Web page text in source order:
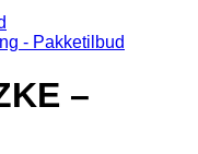
- Pakketilbud
–